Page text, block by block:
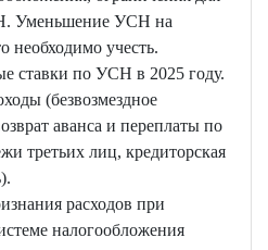
Уменьшение УСН на
необходимо учесть.
ставки по УСН в 2025 году.
(безвозмездное
аванса и переплаты по
третьих лиц, кредиторская
расходов при
налогообложения